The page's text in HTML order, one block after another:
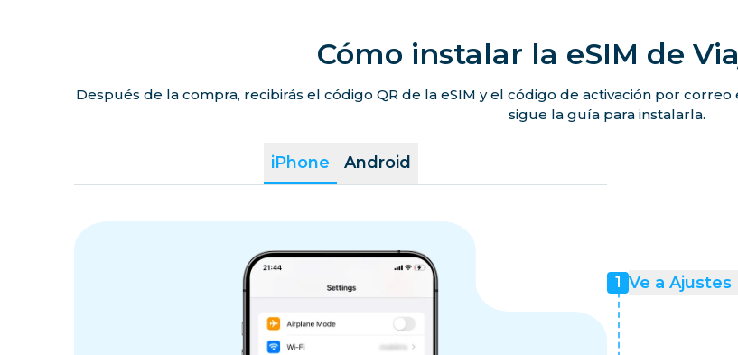
Cómo instalar la eSIM de
Después de la compra, recibirás el código QR de la eSIM y el código de activación por
sigue la guía para instalarla.
iPhone Android
1 Ve a